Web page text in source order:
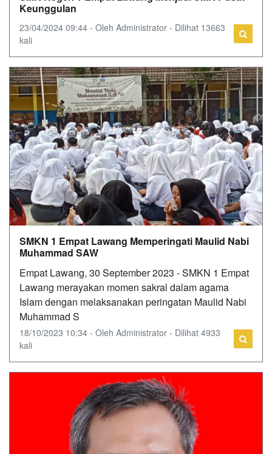
Keunggulan
23/04/2024 09:44 - Oleh Administrator - Dilihat 13663
kali
SMKN 1 Empat Lawang Memperingati Maulid Nabi
Muhammad SAW
Empat Lawang, 30 September 2023 - SMKN 1 Empat
Lawang merayakan momen sakral dalam agama
Islam dengan melaksanakan peringatan Maulid Nabi
Muhammad S
18/10/2023 10:34 - Oleh Administrator - Dilihat 4933
kali